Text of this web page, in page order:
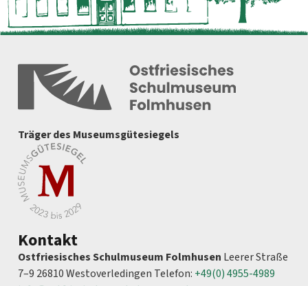
Träger des Museumsgütesiegels
Kontakt
Ostfriesisches Schulmuseum Folmhusen Leerer Straße
7–9 26810 Westoverledingen Telefon: +49(0) 4955-4989